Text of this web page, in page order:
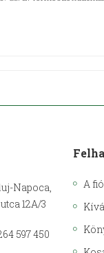
Napoca,
12A/3
597 450
A